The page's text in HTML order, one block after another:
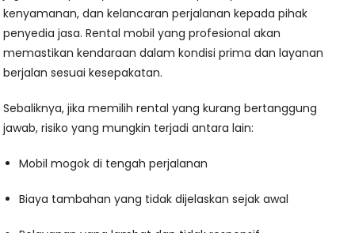
kenyamanan, dan kelancaran perjalanan kepada pihak
penyedia jasa. Rental mobil yang profesional akan
memastikan kendaraan dalam kondisi prima dan layanan
berjalan sesuai kesepakatan.
Sebaliknya, jika memilih rental yang kurang bertanggung
jawab, risiko yang mungkin terjadi antara lain:
Mobil mogok di tengah perjalanan
Biaya tambahan yang tidak dijelaskan sejak awal